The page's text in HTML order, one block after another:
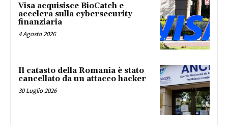
Visa acquisisce BioCatch e
accelera sulla cybersecurity
finanziaria
4 Agosto 2026
Il catasto della Romania è stato
cancellato da un attacco hacker
30 Luglio 2026